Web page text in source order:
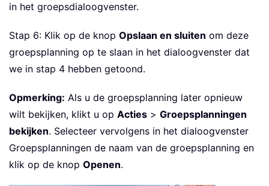
in het groepsdialoogvenster.
Stap 6: Klik op de knop Opslaan en sluiten om deze
groepsplanning op te slaan in het dialoogvenster dat
we in stap 4 hebben getoond.
Opmerking: Als u de groepsplanning later opnieuw
wilt bekijken, klikt u op Acties > Groepsplanningen
bekijken. Selecteer vervolgens in het dialoogvenster
Groepsplanningen de naam van de groepsplanning en
klik op de knop Openen.